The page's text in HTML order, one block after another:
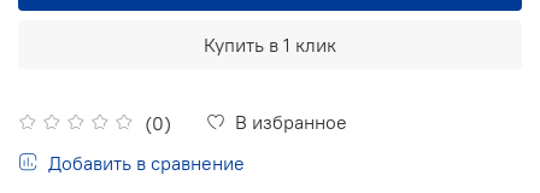
(0)
В избранное
Добавить в сравнение
Купить в 1 клик